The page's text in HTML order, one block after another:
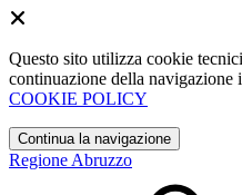
Questo sito utilizza cookie
continuazione della navigazione
COOKIE POLICY
Continua la navigazione
Regione Abruzzo